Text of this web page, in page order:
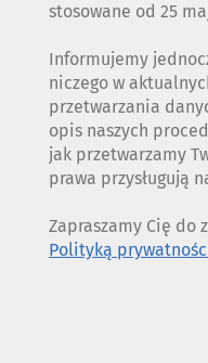
stosowane od 25
Informujemy
niczego w
przetwarzania
opis naszych
jak przetwarzamy
prawa przysługują
Zapraszamy Cię do
Polityką